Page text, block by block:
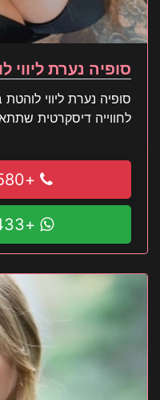
סופיה נערת ליווי
לחווייה דיסקרטית
+972503274580
+972528637433